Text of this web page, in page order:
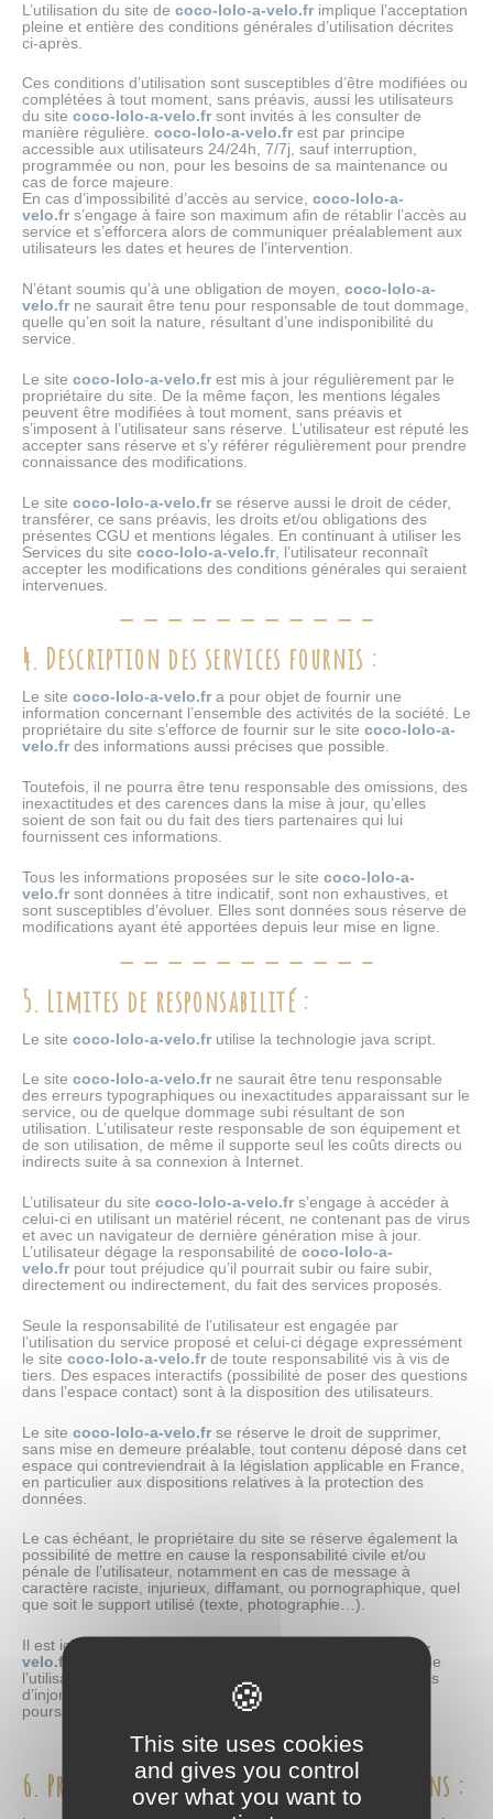
This site uses cookies
and gives you control
over what you want to
L’utilisation du site de coco-lolo-a-velo.frimplique l’acceptation
pleine et entière des conditions générales d’utilisation décrites
ci-après.
Ces conditions d’utilisation sont susceptibles d’être modifiées ou
complétées à tout moment, sans préavis, aussi les utilisateurs
du site coco-lolo-a-velo.frsont invités à les consulter de
manière régulière. coco-lolo-a-velo.frest par principe
accessible aux utilisateurs 24/24h, 7/7j, sauf interruption,
programmée ou non, pour les besoins de sa maintenance ou
cas de force majeure.
En cas d’impossibilité d’accès au service, coco-lolo-a-
velo.frs’engage à faire son maximum afin de rétablir l’accès au
service et s’efforcera alors de communiquer préalablement aux
utilisateurs les dates et heures de l’intervention.
N’étant soumis qu’à une obligation de moyen, coco-lolo-a-
velo.frne saurait être tenu pour responsable de tout dommage,
quelle qu’en soit la nature, résultant d’une indisponibilité du
service.
Le site coco-lolo-a-velo.frest mis à jour régulièrement par le
propriétaire du site. De la même façon, les mentions légales
peuvent être modifiées à tout moment, sans préavis et
s’imposent à l’utilisateur sans réserve. L’utilisateur est réputé les
accepter sans réserve et s’y référer régulièrement pour prendre
connaissance des modifications.
Le site coco-lolo-a-velo.frse réserve aussi le droit de céder,
transférer, ce sans préavis, les droits et/ou obligations des
présentes CGU et mentions légales. En continuant à utiliser les
Services du site coco-lolo-a-velo.fr, l’utilisateur reconnaît
accepter les modifications des conditions générales qui seraient
intervenues.
4. Description des services fournis :
Le site coco-lolo-a-velo.fra pour objet de fournir une
information concernant l’ensemble des activités de la société. Le
propriétaire du site s’efforce de fournir sur le site coco-lolo-a-
velo.fr des informations aussi précises que possible.
Toutefois, il ne pourra être tenu responsable des omissions, des
inexactitudes et des carences dans la mise à jour, qu’elles
soient de son fait ou du fait des tiers partenaires qui lui
fournissent ces informations.
Tous les informations proposées sur le site coco-lolo-a-
velo.frsont données à titre indicatif, sont non exhaustives, et
sont susceptibles d’évoluer. Elles sont données sous réserve de
modifications ayant été apportées depuis leur mise en ligne.
5. Limites de responsabilité :
Le site coco-lolo-a-velo.frutilise la technologie java script.
Le site coco-lolo-a-velo.frne saurait être tenu responsable
des erreurs typographiques ou inexactitudes apparaissant sur le
service, ou de quelque dommage subi résultant de son
utilisation. L’utilisateur reste responsable de son équipement et
de son utilisation, de même il supporte seul les coûts directs ou
indirects suite à sa connexion à Internet.
L’utilisateur du site coco-lolo-a-velo.frs’engage à accéder à
celui-ci en utilisant un matériel récent, ne contenant pas de virus
et avec un navigateur de dernière génération mise à jour.
L’utilisateur dégage la responsabilité de coco-lolo-a-
velo.frpour tout préjudice qu’il pourrait subir ou faire subir,
directement ou indirectement, du fait des services proposés.
Seule la responsabilité de l’utilisateur est engagée par
l’utilisation du service proposé et celui-ci dégage expressément
le site coco-lolo-a-velo.frde toute responsabilité vis à vis de
tiers. Des espaces interactifs (possibilité de poser des questions
dans l’espace contact) sont à la disposition des utilisateurs.
Le site coco-lolo-a-velo.frse réserve le droit de supprimer,
sans mise en demeure préalable, tout contenu déposé dans cet
espace qui contreviendrait à la législation applicable en France,
en particulier aux dispositions relatives à la protection des
données.
Le cas échéant, le propriétaire du site se réserve également la
possibilité de mettre en cause la responsabilité civile et/ou
pénale de l’utilisateur, notamment en cas de message à
caractère raciste, injurieux, diffamant, ou pornographique, quel
que soit le support utilisé (texte, photographie…).
Il est ici rappelé que les développeurs du site
coco-lolo-a-
velo.fr
gardent trace de l’adresse mail, et de l’adresse IP de
l’utilisateur. En conséquence, il doit être conscient qu’en cas
d’injonction de l’autorité judiciaire il peut être retrouvé et
poursuivi.
6. Propriété intellectuelle et contrefaçons :